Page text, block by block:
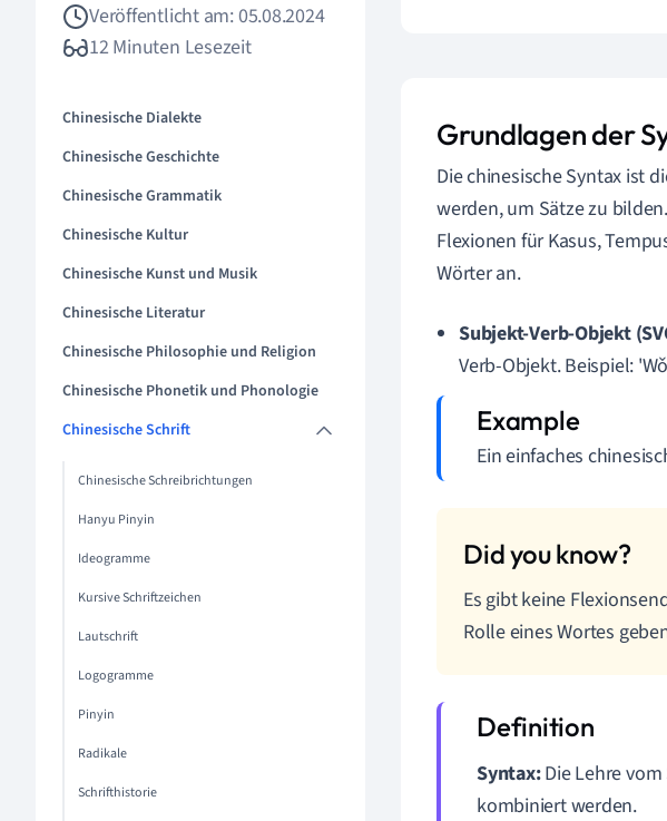
Veröffentlicht am: 05.08.2024
12 Minuten Lesezeit
Chinesische Dialekte
Chinesische Geschichte
Chinesische Grammatik
Chinesische Kultur
Chinesische Kunst und Musik
Chinesische Literatur
Chinesische Philosophie und Religion
Chinesische Phonetik und Phonologie
Chinesische Schrift
Chinesische Schreibrichtungen
Hanyu Pinyin
Ideogramme
Kursive Schriftzeichen
Lautschrift
Logogramme
Pinyin
Radikale
Schrifthistorie
Grundlagen der
Die chinesische Syntax ist
werden, um Sätze zu
Flexionen für Kasus,
Wörter an.
Subjekt-Verb-Objekt
Verb-Objekt. Beispiel:
Ein einfaches
Es gibt keine
Rolle eines Wortes
Syntax:Die Lehre vom
kombiniert werden.